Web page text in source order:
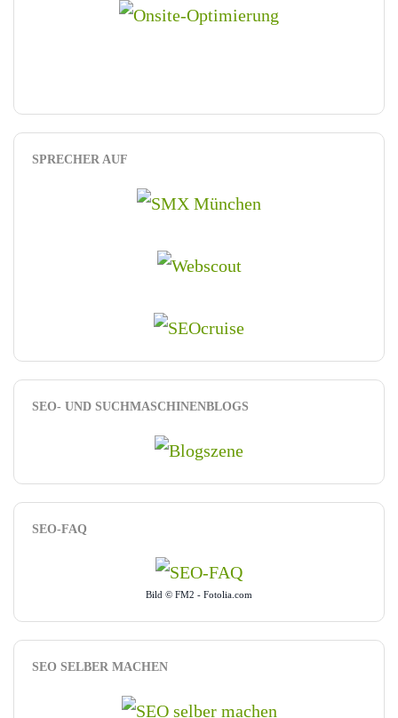
SPRECHER AUF
SEO- UND SUCHMASCHINENBLOGS
SEO-FAQ
Bild © FM2 - Fotolia.com
SEO SELBER MACHEN